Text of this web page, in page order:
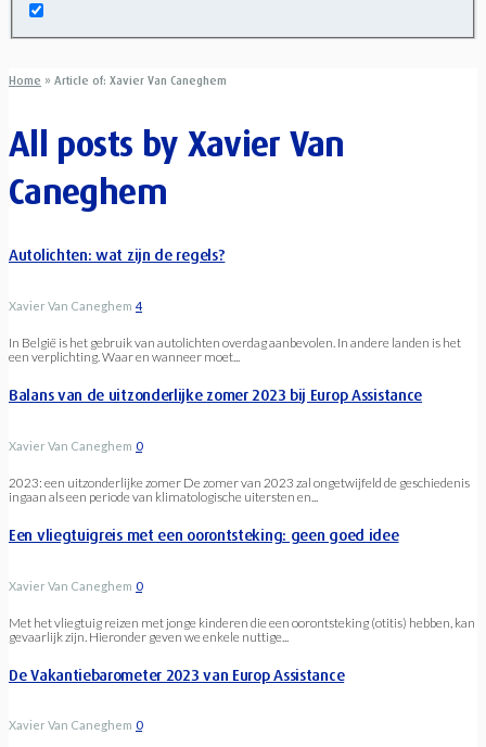
Home » Article of: Xavier Van Caneghem
All posts by Xavier Van
Caneghem
Autolichten: wat zijn de regels?
Xavier Van Caneghem 4
In België is het gebruik van autolichten overdag aanbevolen. In andere landen is het
een verplichting. Waar en wanneer moet...
Balans van de uitzonderlijke zomer 2023 bij Europ Assistance
Xavier Van Caneghem 0
2023: een uitzonderlijke zomer De zomer van 2023 zal ongetwijfeld de geschiedenis
ingaan als een periode van klimatologische uitersten en...
Een vliegtuigreis met een oorontsteking: geen goed idee
Xavier Van Caneghem 0
Met het vliegtuig reizen met jonge kinderen die een oorontsteking (otitis) hebben, kan
gevaarlijk zijn. Hieronder geven we enkele nuttige...
De Vakantiebarometer 2023 van Europ Assistance
Xavier Van Caneghem 0